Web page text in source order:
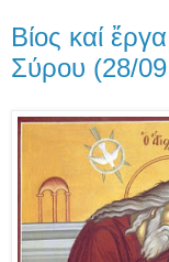
Βίος καί
Σύρου (28/